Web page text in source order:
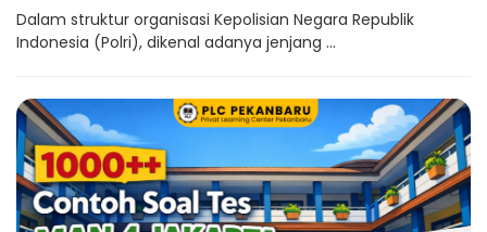
Dalam struktur organisasi Kepolisian Negara Republik
Indonesia (Polri), dikenal adanya jenjang ...